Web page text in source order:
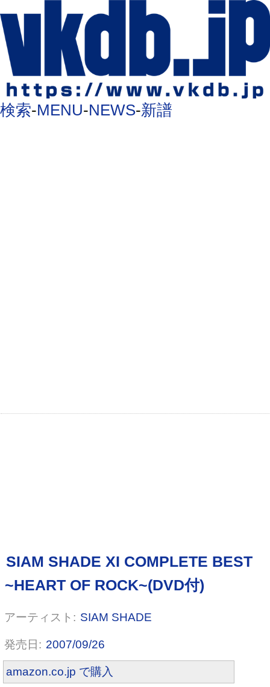
検索-MENU-NEWS-新譜
SIAM SHADE
2007/09/26
amazon.co.jp で購入